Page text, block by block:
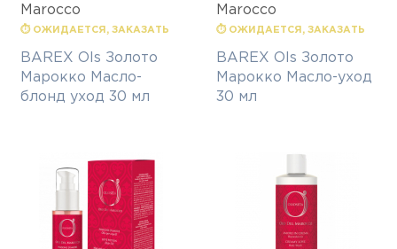
Marocco
⏱ ОЖИДАЕТСЯ, ЗАКАЗАТЬ
BAREX Ols Золото
Марокко Масло-
блонд уход 30 мл
Marocco
⏱ ОЖИДАЕТСЯ, ЗАКАЗАТЬ
BAREX Ols Золото
Марокко Масло-уход
30 мл